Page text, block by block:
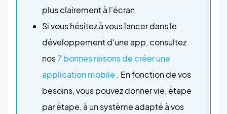
plus clairement à l'écran.
Si vous hésitez à vous lancer dans le
développement d'une app, consultez
nos7 bonnes raisons de créer une
application mobile . En fonction de vos
besoins, vous pouvez donner vie, étape
par étape, à un système adapté à vos